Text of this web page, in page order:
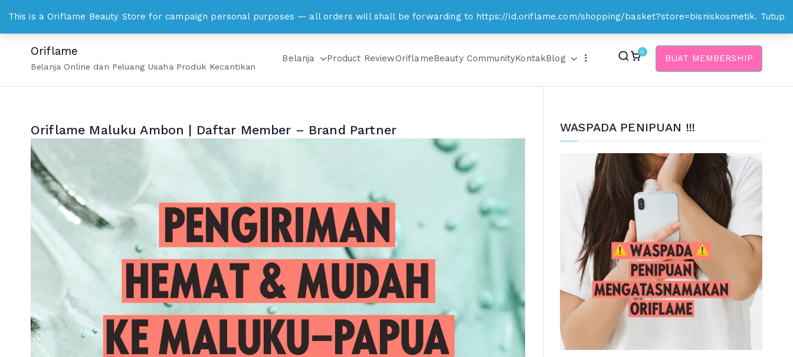
This is a Oriflame Beauty Store for campaign personal purposes — all orders will shall be forwarding to https://id.oriflame.com/shopping/basket?store=bisniskosmetik. Tutup
WhatsApp 0813 8328 1000 bisniskosmetika@gmail.com
Oriflame
Belanja Online dan Peluang Usaha Produk Kecantikan
Belanja Product ReviewOriflameBeauty CommunityKontakBlog
0
BUAT MEMBERSHIP
Oriflame Maluku Ambon | Daftar Member – Brand Partner WASPADA PENIPUAN !!!